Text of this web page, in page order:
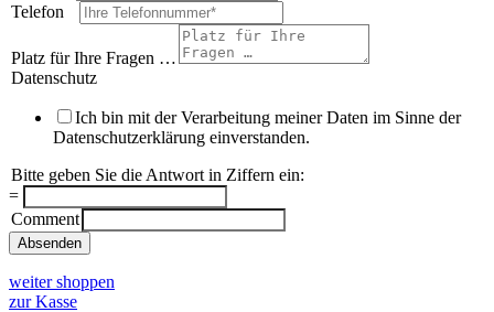
Telefon
Platz für Ihre Fragen …
Datenschutz
Ich bin mit der Verarbeitung meiner Daten im Sinne der
Datenschutzerklärung einverstanden.
Bitte geben Sie die Antwort in Ziffern ein:
=
Comment
Absenden
weiter shoppen
zur Kasse